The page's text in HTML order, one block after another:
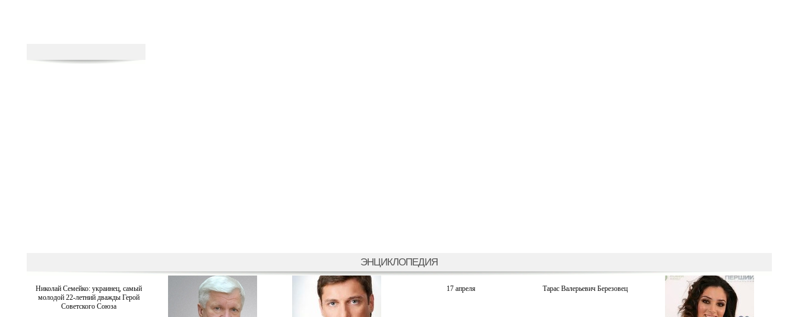
ЭНЦИКЛОПЕДИЯ
Николай Семейко: украинец, самый
молодой 22-летний дважды Герой
Советского Союза
17 апреля Тарас Валерьевич Березовец